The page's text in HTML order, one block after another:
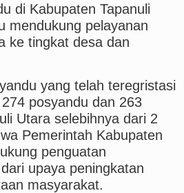
di Kabupaten Tapanuli
mendukung pelayanan
ke tingkat desa dan
yang telah teregristasi
posyandu dan 263
Utara selebihnya dari 2
Pemerintah Kabupaten
penguatan
upaya peningkatan
masyarakat.